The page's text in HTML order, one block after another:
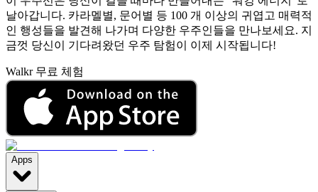
날아갑니다. 카라멜별, 문어별 등 100 개 이상의 귀엽고 매력적
인 행성들을 발견해 나가며 다양한 우주인들을 만나보세요. 지
금껏 당신이 기다려왔던 우주 탐험이 이제 시작됩니다!
Walkr 무료 체험
Apps